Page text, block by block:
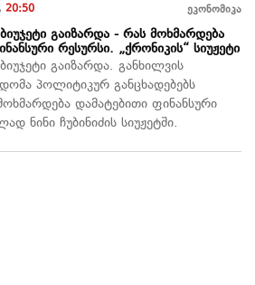
20:50 ეკონომიკა
გაიზარდა - რას მოხმარდება
რესურსი. „ქრონიკის“ სიუჟეტი
გაიზარდა. განხილვის
პოლიტიკურ განცხადებებს
დამატებითი ფინანსური
ნინი ჩუბინიძის სიუჟეტში.